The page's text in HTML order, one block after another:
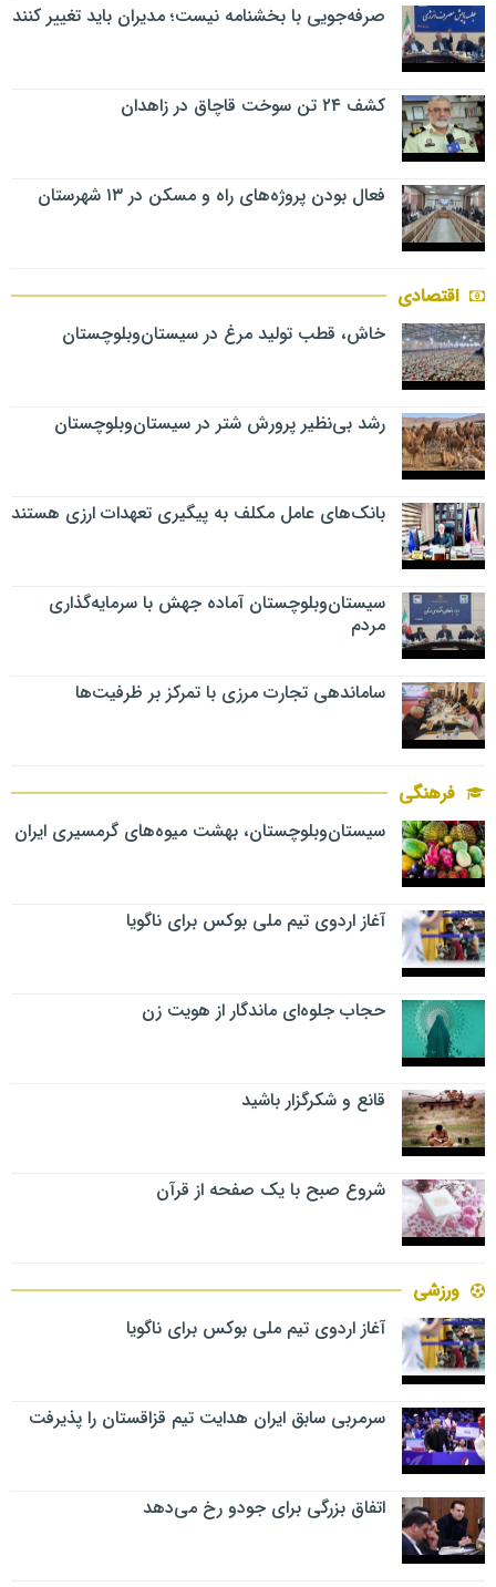
صرفه‌جویی با بخشنامه نیست؛ مدیران باید تغییر کنند
کشف ۲۴ تن سوخت قاچاق در زاهدان
فعال بودن پروژه‌های راه و مسکن در ۱۳ شهرستان
اقتصادی
خاش، قطب تولید مرغ در سیستان‌وبلوچستان
رشد بی‌نظیر پرورش شتر در سیستان‌وبلوچستان
بانک‌های عامل مکلف به پیگیری تعهدات ارزی هستند
سیستان‌وبلوچستان آماده جهش با سرمایه‌گذاری
مردم
ساماندهی تجارت مرزی با تمرکز بر ظرفیت‌ها
فرهنگی
سیستان‌وبلوچستان، بهشت میوه‌های گرمسیری ایران
آغاز اردوی تیم ملی بوکس برای ناگویا
حجاب جلوه‌ای ماندگار از هویت زن
قانع و شکرگزار باشید
شروع صبح با یک صفحه از قرآن
ورزشی
آغاز اردوی تیم ملی بوکس برای ناگویا
سرمربی سابق ایران هدایت تیم قزاقستان را پذیرفت
اتفاق بزرگی برای جودو رخ می‌دهد